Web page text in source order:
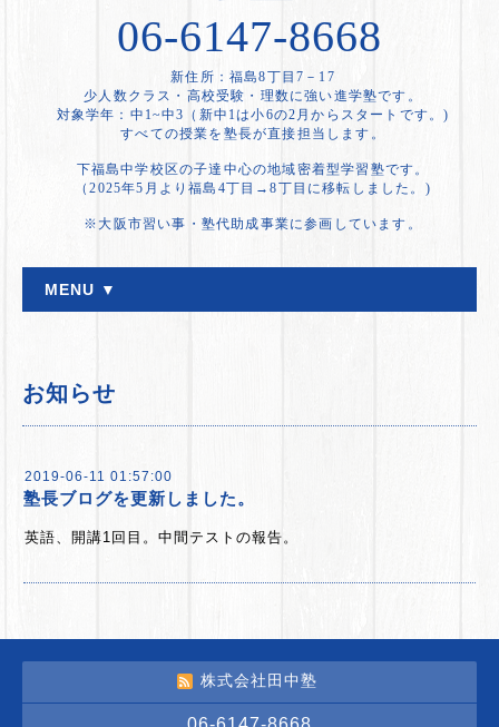
06-6147-8668
新住所：福島8丁目7－17
少人数クラス・高校受験・理数に強い進学塾です。
対象学年：中1~中3（新中1は小6の2月からスタートです。)
すべての授業を塾長が直接担当します。
下福島中学校区の子達中心の地域密着型学習塾です。
（2025年5月より福島4丁目→8丁目に移転しました。)
※大阪市習い事・塾代助成事業に参画しています。
MENU ▼
お知らせ
2019-06-11 01:57:00
塾長ブログを更新しました。
英語、開講1回目。中間テストの報告。
株式会社田中塾